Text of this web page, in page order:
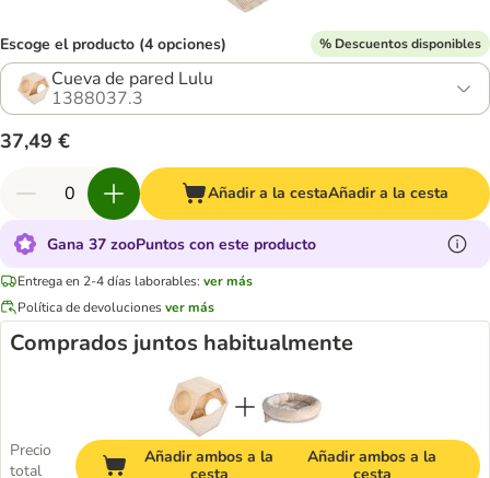
Escoge el producto (4 opciones) % Descuentos disponibles
Cueva de pared Lulu
1388037.3
37,49 €
Añadir a la cestaAñadir a la cesta
Gana 37 zooPuntos con este producto
Entrega en 2-4 días laborables: ver más
Política de devolucionesver más
Comprados juntos habitualmente
Precio
total
Añadir ambos a la
Añadir ambos a la